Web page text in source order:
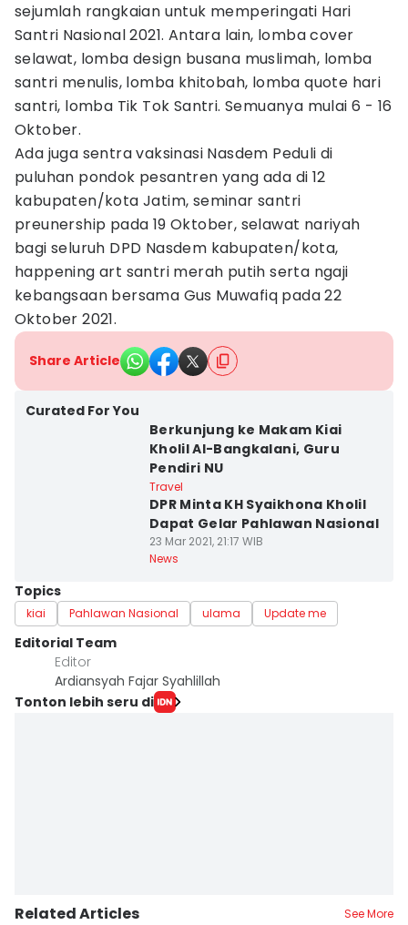
sejumlah rangkaian untuk memperingati Hari
Santri Nasional 2021. Antara lain, lomba cover
selawat, lomba design busana muslimah, lomba
santri menulis, lomba khitobah, lomba quote hari
santri, lomba Tik Tok Santri. Semuanya mulai 6 - 16
Oktober.
Ada juga sentra vaksinasi Nasdem Peduli di
puluhan pondok pesantren yang ada di 12
kabupaten/kota Jatim, seminar santri
preunership pada 19 Oktober, selawat nariyah
bagi seluruh DPD Nasdem kabupaten/kota,
happening art santri merah putih serta ngaji
kebangsaan bersama Gus Muwafiq pada 22
Oktober 2021.
Share Article
Curated For You
Berkunjung ke Makam Kiai
Kholil Al-Bangkalani, Guru
Pendiri NU
Travel
DPR Minta KH Syaikhona Kholil
Dapat Gelar Pahlawan Nasional
23 Mar 2021, 21:17 WIB
News
Topics
kiai Pahlawan Nasional ulama Update me
Editorial Team
Editor
Ardiansyah Fajar Syahlillah
Tonton lebih seru di
Related Articles See More